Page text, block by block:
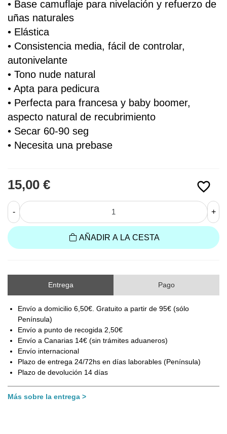
• Base camuflaje para nivelación y refuerzo de
uñas naturales
• Elástica
• Consistencia media, fácil de controlar,
autonivelante
• Tono nude natural
• Apta para pedicura
• Perfecta para francesa y baby boomer,
aspecto natural de recubrimiento
• Secar 60-90 seg
• Necesita una prebase
favorite_border
15,00 €
- +
AÑADIR A LA CESTA
Entrega Pago
Envío a domicilio 6,50€. Gratuito a partir de 95€ (sólo
Península)
Envío a punto de recogida 2,50€
Envío a Canarias 14€ (sin trámites aduaneros)
Envío internacional
Plazo de entrega 24/72hs en días laborables (Península)
Plazo de devolución 14 días
Más sobre la entrega